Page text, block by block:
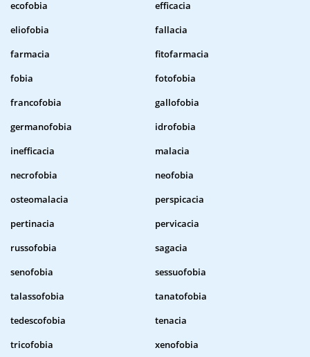
ecofobia
efficacia
eliofobia
fallacia
farmacia
fitofarmacia
fobia
fotofobia
francofobia
gallofobia
germanofobia
idrofobia
inefficacia
malacia
necrofobia
neofobia
osteomalacia
perspicacia
pertinacia
pervicacia
russofobia
sagacia
senofobia
sessuofobia
talassofobia
tanatofobia
tedescofobia
tenacia
tricofobia
xenofobia